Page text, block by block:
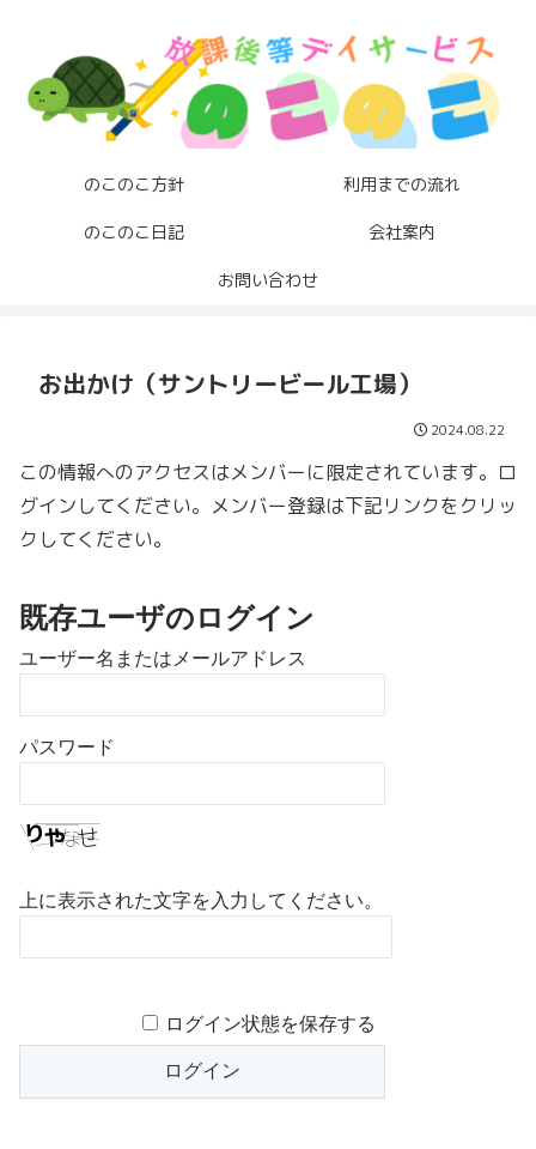
のこのこ方針 利用までの流れ
のこのこ日記 会社案内
お問い合わせ
お出かけ（サントリービール工場）
2024.08.22
この情報へのアクセスはメンバーに限定されています。ロ
グインしてください。メンバー登録は下記リンクをクリッ
クしてください。
既存ユーザのログイン
ユーザー名またはメールアドレス
パスワード
上に表示された文字を入力してください。
ログイン状態を保存する